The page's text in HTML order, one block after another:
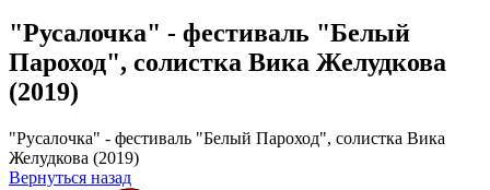
"Русалочка" - фестиваль "Белый
Пароход", солистка Вика Желудкова
(2019)
"Русалочка" - фестиваль "Белый Пароход", солистка Вика
Желудкова (2019)
Вернуться назад